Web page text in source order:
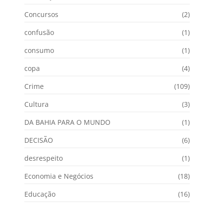
Concursos
(2)
confusão
(1)
consumo
(1)
copa
(4)
Crime
(109)
Cultura
(3)
DA BAHIA PARA O MUNDO
(1)
DECISÃO
(6)
desrespeito
(1)
Economia e Negócios
(18)
Educação
(16)